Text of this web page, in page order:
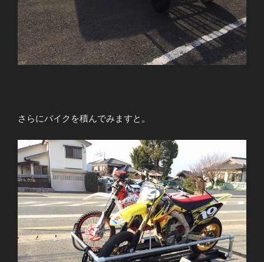
さらにバイクを積んでみますと。